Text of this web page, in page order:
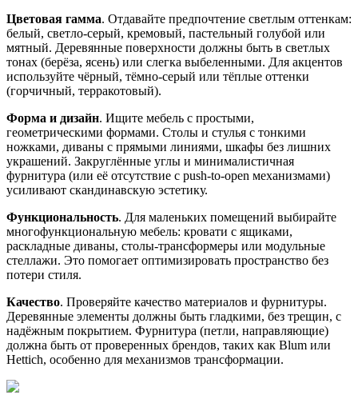
Цветовая гамма. Отдавайте предпочтение светлым оттенкам:
белый, светло-серый, кремовый, пастельный голубой или
мятный. Деревянные поверхности должны быть в светлых
тонах (берёза, ясень) или слегка выбеленными. Для акцентов
используйте чёрный, тёмно-серый или тёплые оттенки
(горчичный, терракотовый).
Форма и дизайн. Ищите мебель с простыми,
геометрическими формами. Столы и стулья с тонкими
ножками, диваны с прямыми линиями, шкафы без лишних
украшений. Закруглённые углы и минималистичная
фурнитура (или её отсутствие с push-to-open механизмами)
усиливают скандинавскую эстетику.
Функциональность. Для маленьких помещений выбирайте
многофункциональную мебель: кровати с ящиками,
раскладные диваны, столы-трансформеры или модульные
стеллажи. Это помогает оптимизировать пространство без
потери стиля.
Качество. Проверяйте качество материалов и фурнитуры.
Деревянные элементы должны быть гладкими, без трещин, с
надёжным покрытием. Фурнитура (петли, направляющие)
должна быть от проверенных брендов, таких как Blum или
Hettich, особенно для механизмов трансформации.